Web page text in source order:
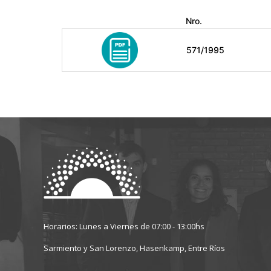
Nro.
571/1995
Horarios: Lunes a Viernes de 07:00 - 13:00hs
Sarmiento y San Lorenzo, Hasenkamp, Entre Ríos